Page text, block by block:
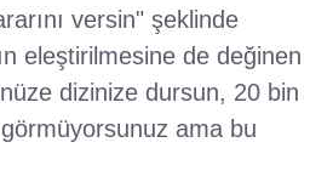
versin" şeklinde
eleştirilmesine de değinen
dizinize dursun, 20 bin
ama bu